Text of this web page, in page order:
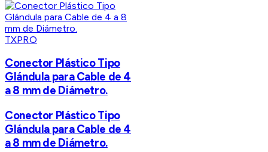
TXPRO
Conector Plástico Tipo
Glándula para Cable de 4
a 8 mm de Diámetro.
Conector Plástico Tipo
Glándula para Cable de 4
a 8 mm de Diámetro.